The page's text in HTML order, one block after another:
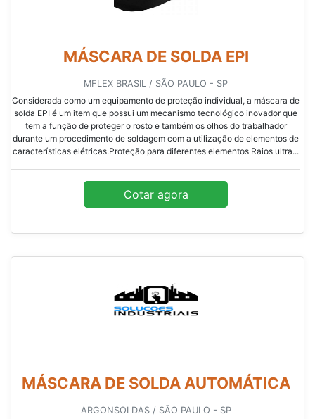
MÁSCARA DE SOLDA EPI
MFLEX BRASIL / SÃO PAULO - SP
Considerada como um equipamento de proteção individual, a máscara de
solda EPI é um item que possui um mecanismo tecnológico inovador que
tem a função de proteger o rosto e também os olhos do trabalhador
durante um procedimento de soldagem com a utilização de elementos de
características elétricas.Proteção para diferentes elementos Raios ultra...
Cotar agora
MÁSCARA DE SOLDA AUTOMÁTICA
ARGONSOLDAS / SÃO PAULO - SP